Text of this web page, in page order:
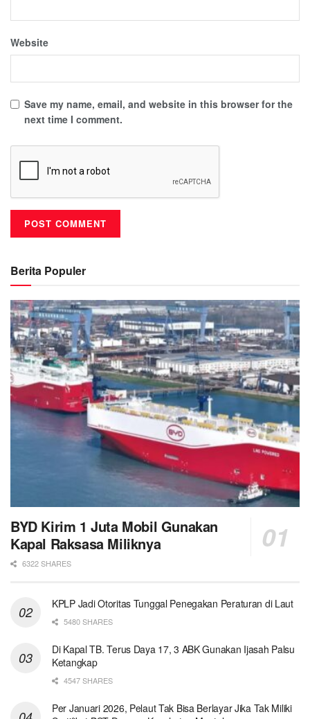
Website
Save my name, email, and website in this browser for the
next time I comment.
Berita Populer
BYD Kirim 1 Juta Mobil Gunakan
Kapal Raksasa Miliknya
6322 SHARES
KPLP Jadi Otoritas Tunggal Penegakan Peraturan di Laut
5480 SHARES
Di Kapal TB. Terus Daya 17, 3 ABK Gunakan Ijasah Palsu
Ketangkap
4547 SHARES
Per Januari 2026, Pelaut Tak Bisa Berlayar Jika Tak Miliki